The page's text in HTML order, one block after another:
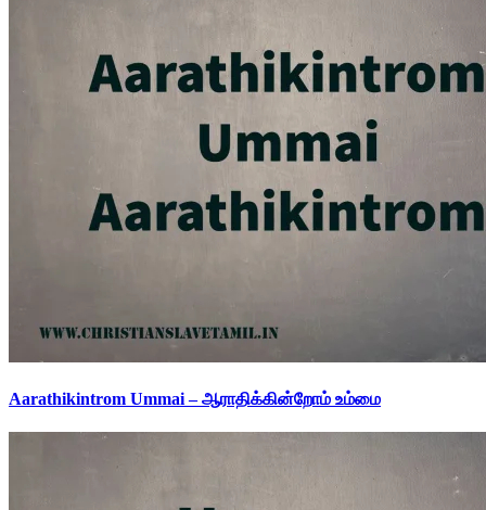
Aarathikintrom Ummai – ஆராதிக்கின்றோம் உம்மை